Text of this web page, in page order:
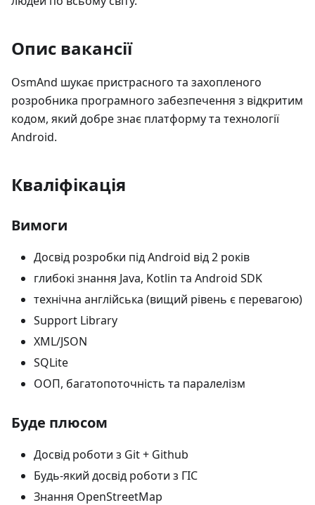
Опис вакансії
OsmAnd шукає пристрасного та захопленого
розробника програмного забезпечення з відкритим
кодом, який добре знає платформу та технології
Android.
Кваліфікація
Вимоги
Досвід розробки під Android від 2 років
глибокі знання Java, Kotlin та Android SDK
технічна англійська (вищий рівень є перевагою)
Support Library
XML/JSON
SQLite
ООП, багатопоточність та паралелізм
Буде плюсом
Досвід роботи з Git + Github
Будь-який досвід роботи з ГІС
Знання OpenStreetMap